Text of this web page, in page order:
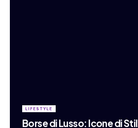
LIFESTYLE
Borse di Lusso: Icone di